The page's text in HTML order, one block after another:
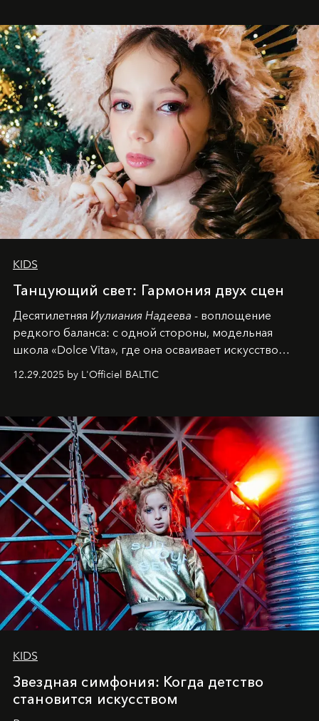
KIDS
Танцующий свет: Гармония двух сцен
Десятилетняя Иулиания Надеева - воплощение
редкого баланса: с одной стороны, модельная
школа «Dolce Vita», где она осваивает искусство
балетная студия при хореографическом училище,
танцевального пути за плечами.
12.29.2025 by L'Officiel BALTIC
KIDS
Звездная симфония: Когда детство
становится искусством